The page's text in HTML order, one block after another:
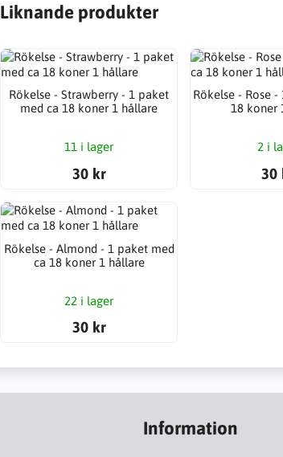
Liknande produkter
Rökelse - Strawberry - 1 paket
med ca 18 koner 1 hållare
11 i lager
30 kr
Rökelse - Rose
18 koner
2 i
30
Rökelse - Almond - 1 paket med
ca 18 koner 1 hållare
22 i lager
30 kr
Information